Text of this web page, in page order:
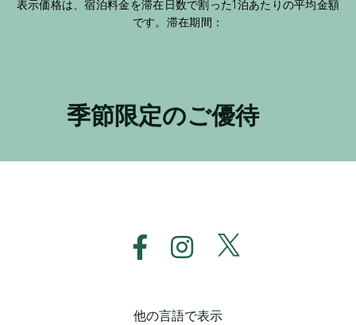
表示価格は、宿泊料金を滞在日数で割った1泊あたりの平均金額
です。滞在期間：
季節限定のご優待
他の言語で表示